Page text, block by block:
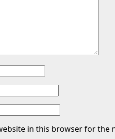
in this browser for the